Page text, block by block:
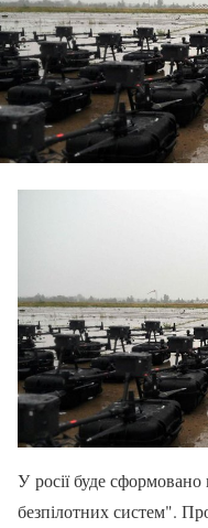
У росії буде
безпілотних систем".